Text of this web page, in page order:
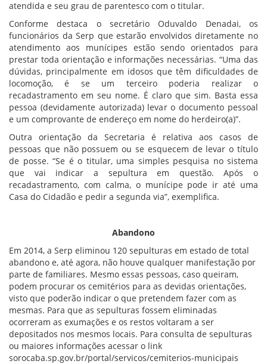
atendida e seu grau de parentesco com o titular.
Conforme destaca o secretário Oduvaldo Denadai, os
funcionários da Serp que estarão envolvidos diretamente no
atendimento aos munícipes estão sendo orientados para
prestar toda orientação e informações necessárias. “Uma das
dúvidas, principalmente em idosos que têm dificuldades de
locomoção, é se um terceiro poderia realizar o
recadastramento em seu nome. É claro que sim. Basta essa
pessoa (devidamente autorizada) levar o documento pessoal
e um comprovante de endereço em nome do herdeiro(a)”.
Outra orientação da Secretaria é relativa aos casos de
pessoas que não possuem ou se esquecem de levar o título
de posse. “Se é o titular, uma simples pesquisa no sistema
que vai indicar a sepultura em questão. Após o
recadastramento, com calma, o munícipe pode ir até uma
Casa do Cidadão e pedir a segunda via”, exemplifica.
Abandono
Em 2014, a Serp eliminou 120 sepulturas em estado de total
abandono e, até agora, não houve qualquer manifestação por
parte de familiares. Mesmo essas pessoas, caso queiram,
podem procurar os cemitérios para as devidas orientações,
visto que poderão indicar o que pretendem fazer com as
mesmas. Para que as sepulturas fossem eliminadas
ocorreram as exumações e os restos voltaram a ser
depositados nos mesmos locais. Para consulta de sepulturas
ou maiores informações acessar o link
sorocaba.sp.gov.br/portal/servicos/cemiterios-municipais